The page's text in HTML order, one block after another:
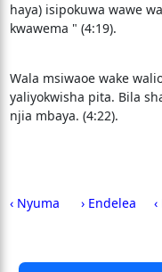
haya) isipokuwa wawe
kwawema " (4:19).
Wala msiwaoe wake
yaliyokwisha pita. Bila
njia mbaya. (4:22).
‹ Nyuma › Endelea